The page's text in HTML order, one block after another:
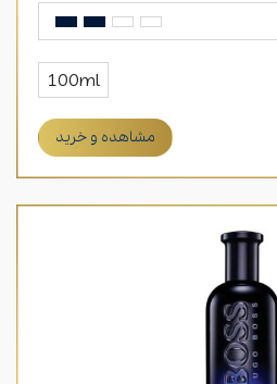
100ml
مشاهده و خرید